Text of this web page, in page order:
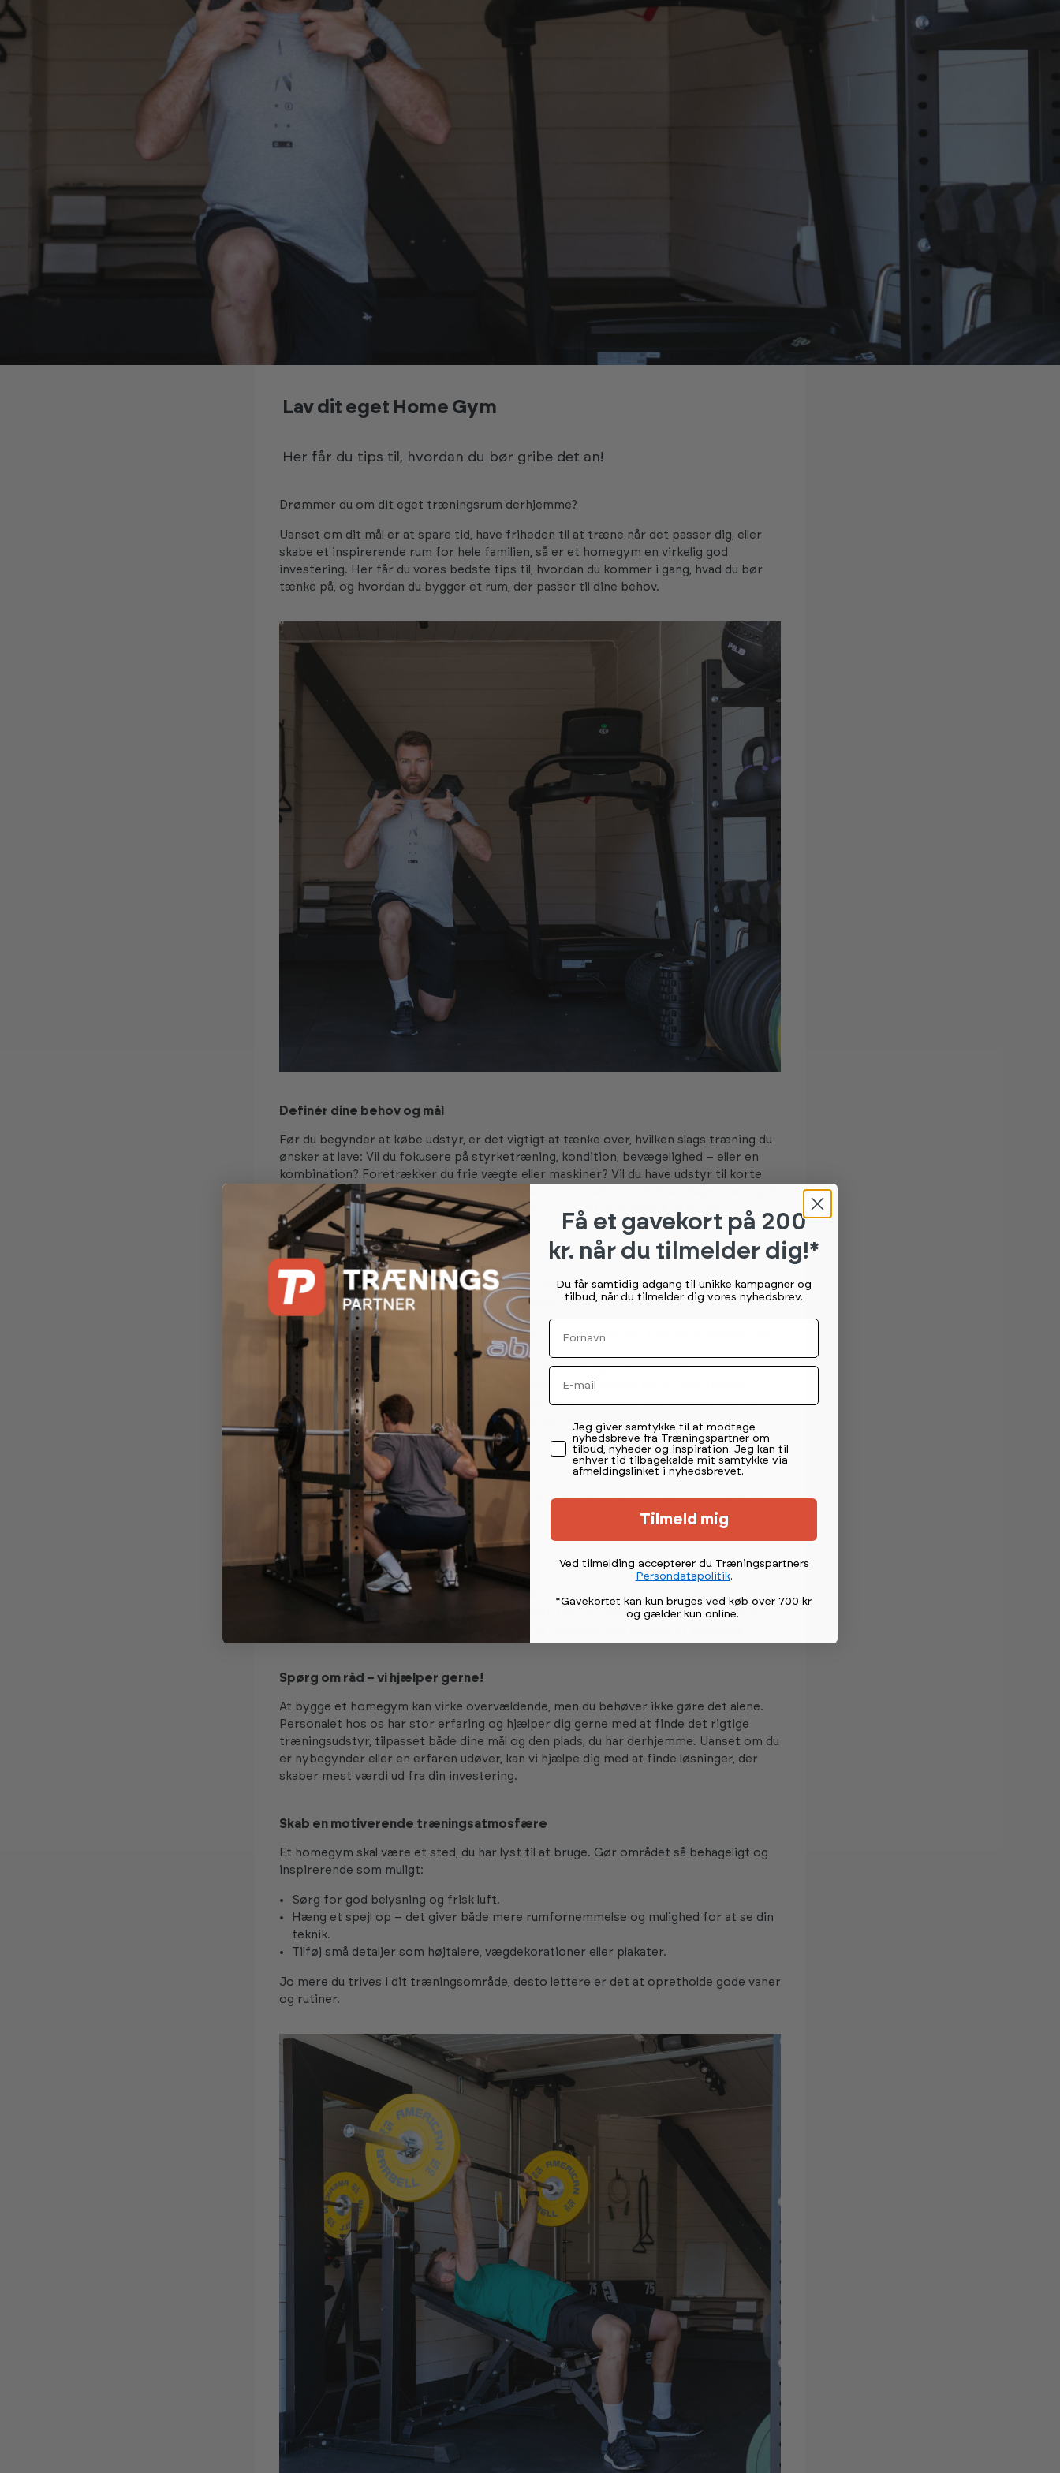
Lav dit eget Home Gym
Her får du tips til, hvordan du bør gribe det an!
Drømmer du om dit eget træningsrum derhjemme?
Uanset om dit mål er at spare tid, have friheden til at træne når det passer dig, eller
skabe et inspirerende rum for hele familien, så er et homegym en virkelig god
investering. Her får du vores bedste tips til, hvordan du kommer i gang, hvad du bør
tænke på, og hvordan du bygger et rum, der passer til dine behov.
Definér dine behov og mål
Før du begynder at købe udstyr, er det vigtigt at tænke over, hvilken slags træning du
ønsker at lave: Vil du fokusere på styrketræning, kondition, bevægelighed – eller en
kombination? Foretrækker du frie vægte eller maskiner? Vil du have udstyr til korte
træningspas, eller ønsker du et mere komplet setup? Når du ved, hvad slags træning du
vil lave, er det meget nemmere at vælge udstyr, som du rent faktisk vil bruge.
Find den rigtige placering
Det perfekte homegym behøver ikke nødvendigvis være et helt separat rum – det
vigtigste er, at du finder et sted, der er praktisk og inspirerende:
Mål det område, du har til rådighed, og prøv at visualisere det med de produkter, du
ønsker, før du køber udstyr.
Sørg for, at der er nok plads til at bevæge dig trygt og komfortabelt.
Tænk smart opbevaring: Hylder, stativer eller vægmonteret udstyr kan frigøre
værdifuld gulvplads. Et hjørne i stuen, et ekstra soveværelse eller garagen kan alle
fungere som gode træningsområder, så længe det er tilrettelagt til aktivitet.
Sæt et realistisk budget
Du behøver ikke købe alt på én gang. Start med det mest nødvendige og byg gradvist
dit træningsrum ud. Mange begynder med:
Et par justerbare håndvægte
En træningsmåtte
Elastikker eller slynger
En konditionsmaskine som et løbebånd eller en spinningcykel. Når budgettet tillader
det, kan du supplere med bænke, racks, multistationer eller mere avanceret udstyr.
Spørg om råd – vi hjælper gerne!
At bygge et homegym kan virke overvældende, men du behøver ikke gøre det alene.
Personalet hos os har stor erfaring og hjælper dig gerne med at finde det rigtige
træningsudstyr, tilpasset både dine mål og den plads, du har derhjemme. Uanset om du
er nybegynder eller en erfaren udøver, kan vi hjælpe dig med at finde løsninger, der
skaber mest værdi ud fra din investering.
Skab en motiverende træningsatmosfære
Et homegym skal være et sted, du har lyst til at bruge. Gør området så behageligt og
inspirerende som muligt:
Sørg for god belysning og frisk luft.
Hæng et spejl op – det giver både mere rumfornemmelse og mulighed for at se din
teknik.
Tilføj små detaljer som højtalere, vægdekorationer eller plakater.
Jo mere du trives i dit træningsområde, desto lettere er det at opretholde gode vaner
og rutiner.
Få et gavekort på 200
kr. når du tilmelder dig!*
Du får samtidig adgang til unikke kampagner og
tilbud, når du tilmelder dig vores nyhedsbrev.
Fornavn
Email
Permission tekst
Jeg giver samtykke til at modtage
nyhedsbreve fra Træningspartner om
tilbud, nyheder og inspiration. Jeg kan til
enhver tid tilbagekalde mit samtykke via
afmeldingslinket i nyhedsbrevet.
Tilmeld mig
Ved tilmelding accepterer du Træningspartners
Persondatapolitik.
*Gavekortet kan kun bruges ved køb over 700 kr.
og gælder kun online.